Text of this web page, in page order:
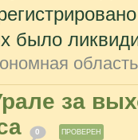
было
область
за
0 ПРОВЕРЕН